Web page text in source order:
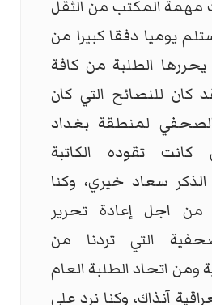
مهمة المكتب من الثقل
يوميا دفقا كبيرا من
الطلبة من كافة
كان للنصائح التي كان
لمنطقة بغداد
تقوده الكاتبة
سعاد خيري، وكنا
اجل إعادة تحرير
التي تردنا من
ومن اتحاد الطلبة العام
آنذاك، وكنا نرد على